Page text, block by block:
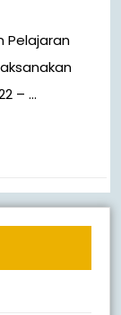
Pelajaran
– ...